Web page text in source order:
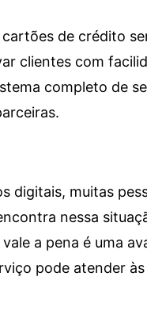
de crédito
clientes com
completo de
digitais, muitas
nessa
a pena é uma
pode atender